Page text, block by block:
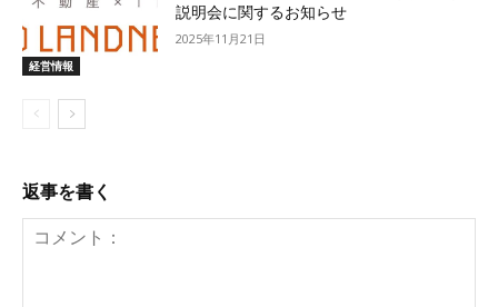
経営情報
説明会に関するお知らせ
2025年11月21日
返事を書く